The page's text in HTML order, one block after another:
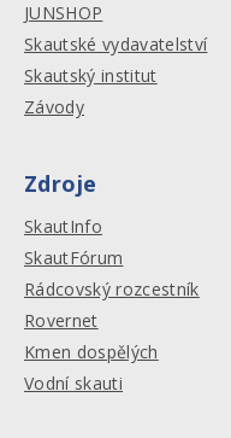
JUNSHOP
Skautské vydavatelství
Skautský institut
Závody
Zdroje
SkautInfo
SkautFórum
Rádcovský rozcestník
Rovernet
Kmen dospělých
Vodní skauti